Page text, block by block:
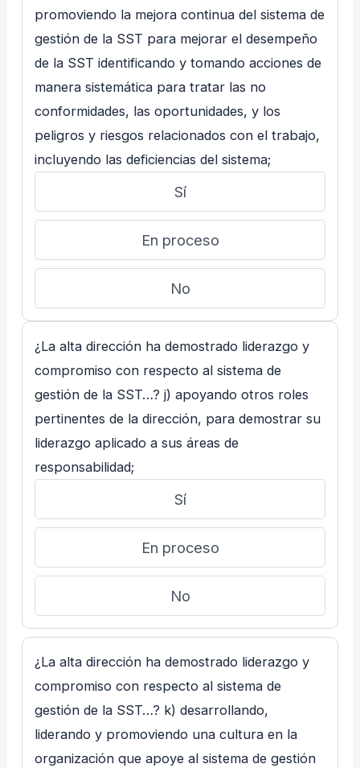
promoviendo la mejora continua del sistema de
gestión de la SST para mejorar el desempeño
de la SST identificando y tomando acciones de
manera sistemática para tratar las no
conformidades, las oportunidades, y los
peligros y riesgos relacionados con el trabajo,
incluyendo las deficiencias del sistema;
Sí
En proceso
No
¿La alta dirección ha demostrado liderazgo y
compromiso con respecto al sistema de
gestión de la SST…? j) apoyando otros roles
pertinentes de la dirección, para demostrar su
liderazgo aplicado a sus áreas de
responsabilidad;
Sí
En proceso
No
¿La alta dirección ha demostrado liderazgo y
compromiso con respecto al sistema de
gestión de la SST…? k) desarrollando,
liderando y promoviendo una cultura en la
organización que apoye al sistema de gestión